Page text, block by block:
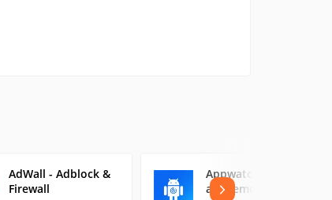
AdWall - Adblock &
Firewall
Appwatch: pop up
ads removal